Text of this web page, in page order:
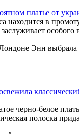
платье от
находится в
особого
Энн
черно-белое
полоска